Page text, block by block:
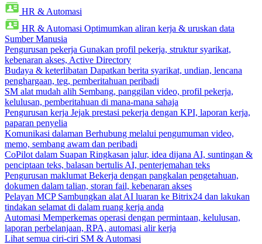
HR & Automasi
HR & Automasi Optimumkan aliran kerja & uruskan data
Sumber Manusia
Pengurusan pekerja Gunakan profil pekerja, struktur syarikat,
kebenaran akses, Active Directory
Budaya & keterlibatan Dapatkan berita syarikat, undian, lencana
penghargaan, teg, pemberitahuan peribadi
SM alat mudah alih Sembang, panggilan video, profil pekerja,
kelulusan, pemberitahuan di mana-mana sahaja
Pengurusan kerja Jejak prestasi pekerja dengan KPI, laporan kerja,
paparan penyelia
Komunikasi dalaman Berhubung melalui pengumuman video,
memo, sembang awam dan peribadi
CoPilot dalam Suapan Ringkasan jalur, idea dijana AI, suntingan &
penciptaan teks, balasan bertulis AI, penterjemahan teks
Pengurusan maklumat Bekerja dengan pangkalan pengetahuan,
dokumen dalam talian, storan fail, kebenaran akses
Pelayan MCP Sambungkan alat AI luaran ke Bitrix24 dan lakukan
tindakan selamat di dalam ruang kerja anda
Automasi Memperkemas operasi dengan permintaan, kelulusan,
laporan perbelanjaan, RPA, automasi alir kerja
Lihat semua ciri-ciri SM & Automasi